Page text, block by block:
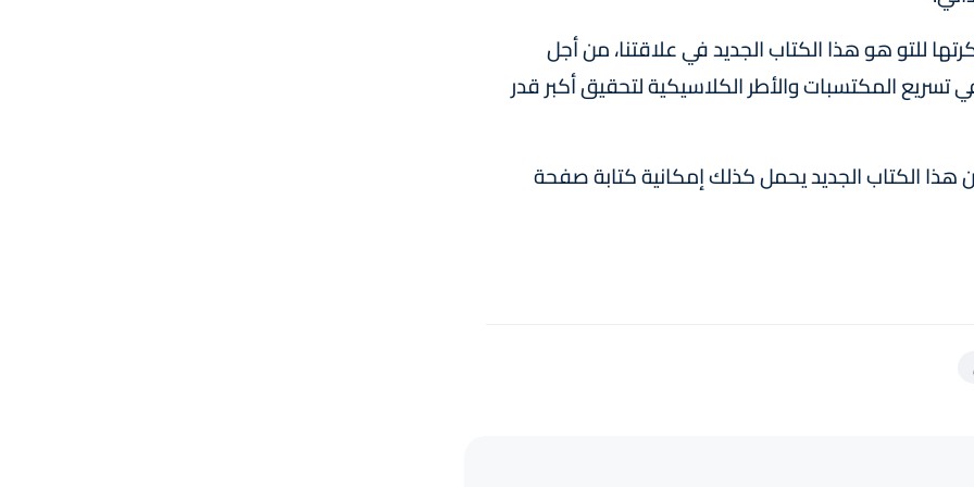
للتو هو هذا الكتاب الجديد في علاقتنا، من أجل
تسريع المكتسبات والأطر الكلاسيكية لتحقيق أكبر قدر
هذا الكتاب الجديد يحمل كذلك إمكانية كتابة صفحة